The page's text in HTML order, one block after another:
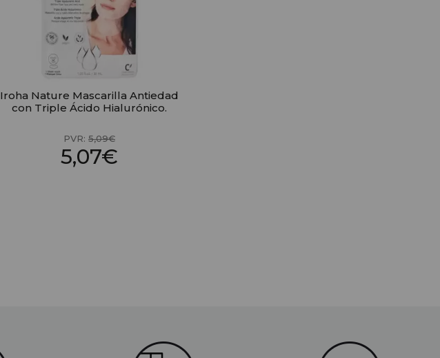
Iroha Nature Mascarilla Antiedad
con Triple Ácido Hialurónico.
PVR: 5,09€
5,07€